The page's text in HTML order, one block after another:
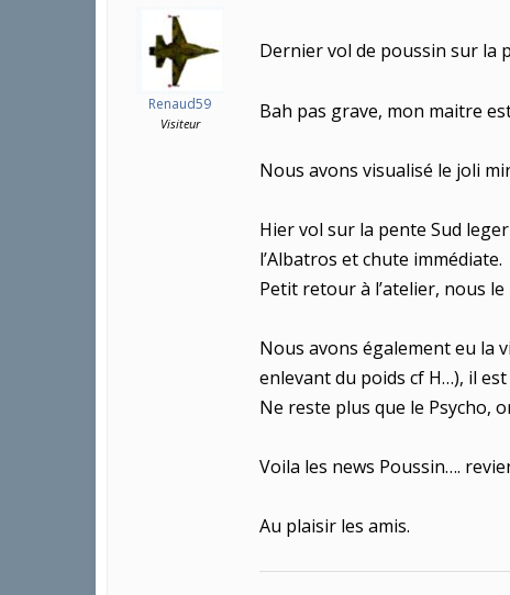
Renaud59
Visiteur
Dernier vol de poussin sur la
Bah pas grave, mon maitre
Nous avons visualisé le joli
Hier vol sur la pente Sud
l’Albatros et chute immédiate.
Petit retour à l’atelier, nous
Nous avons également eu la
enlevant du poids cf H…), il
Ne reste plus que le Psycho,
Voila les news Poussin….
Au plaisir les amis.